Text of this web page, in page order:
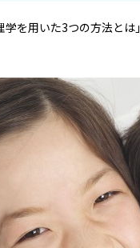
を用いた3つの方法とは」